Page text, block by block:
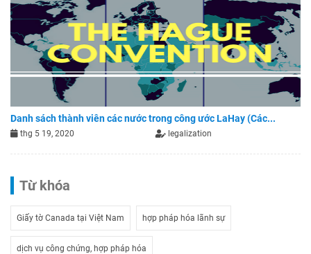
Danh sách thành viên các nước trong công ước LaHay (Các...
thg 5 19, 2020 legalization
Từ khóa
Giấy tờ Canada tại Việt Nam hợp pháp hóa lãnh sự
dịch vụ công chứng, hợp pháp hóa